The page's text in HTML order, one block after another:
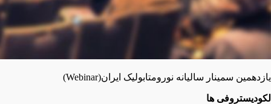
یازدهمین سمینار سالیانه نورومتابولیک ایران(Webinar)
لکودیستروفی ها